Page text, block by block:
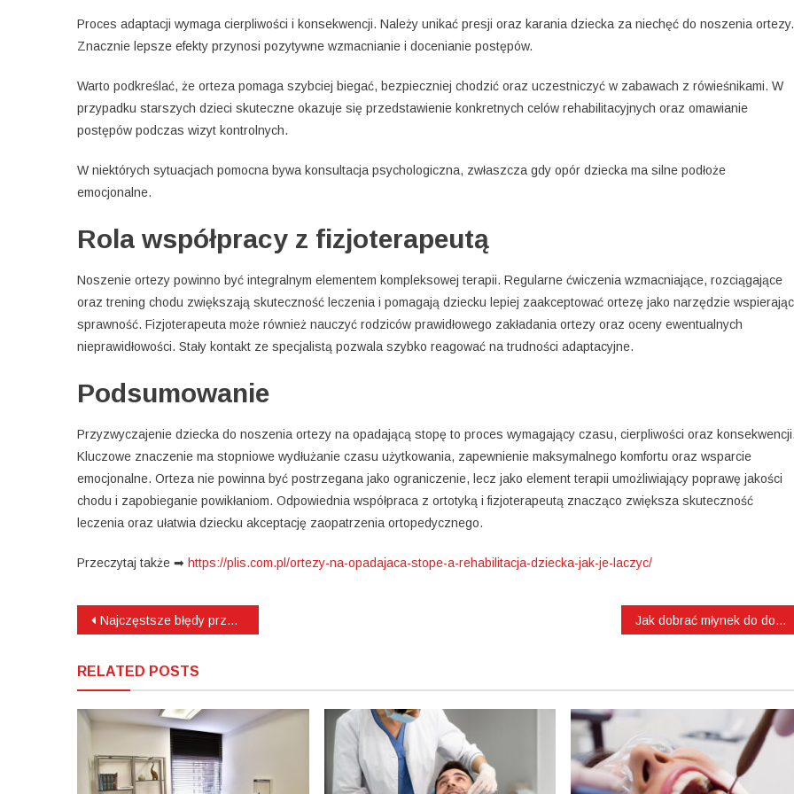
Proces adaptacji wymaga cierpliwości i konsekwencji. Należy unikać presji oraz karania dziecka za niechęć do noszenia ortezy.
Znacznie lepsze efekty przynosi pozytywne wzmacnianie i docenianie postępów.
Warto podkreślać, że orteza pomaga szybciej biegać, bezpieczniej chodzić oraz uczestniczyć w zabawach z rówieśnikami. W
przypadku starszych dzieci skuteczne okazuje się przedstawienie konkretnych celów rehabilitacyjnych oraz omawianie
postępów podczas wizyt kontrolnych.
W niektórych sytuacjach pomocna bywa konsultacja psychologiczna, zwłaszcza gdy opór dziecka ma silne podłoże
emocjonalne.
Rola współpracy z fizjoterapeutą
Noszenie ortezy powinno być integralnym elementem kompleksowej terapii. Regularne ćwiczenia wzmacniające, rozciągające
oraz trening chodu zwiększają skuteczność leczenia i pomagają dziecku lepiej zaakceptować ortezę jako narzędzie
sprawność. Fizjoterapeuta może również nauczyć rodziców prawidłowego zakładania ortezy oraz oceny ewentualnych
nieprawidłowości. Stały kontakt ze specjalistą pozwala szybko reagować na trudności adaptacyjne.
Podsumowanie
Przyzwyczajenie dziecka do noszenia ortezy na opadającą stopę to proces wymagający czasu, cierpliwości oraz
Kluczowe znaczenie ma stopniowe wydłużanie czasu użytkowania, zapewnienie maksymalnego komfortu oraz wsparcie
emocjonalne. Orteza nie powinna być postrzegana jako ograniczenie, lecz jako element terapii umożliwiający poprawę jakości
chodu i zapobieganie powikłaniom. Odpowiednia współpraca z ortotyką i fizjoterapeutą znacząco zwiększa skuteczność
leczenia oraz ułatwia dziecku akceptację zaopatrzenia ortopedycznego.
Przeczytaj także ➡ https://plis.com.pl/ortezy-na-opadajaca-stope-a-rehabilitacja-dziecka-jak-je-laczyc/
Nawigacja
Najczęstsze błędy przy wyborze ekspresu do restauracji Jak dobrać młynek do domowego ekspresu do kawy?
RELATED POSTS